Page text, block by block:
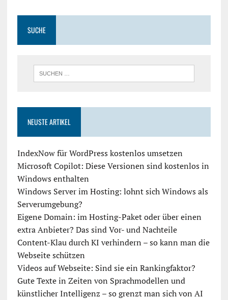
SUCHE
NEUSTE ARTIKEL
IndexNow für WordPress kostenlos umsetzen
Microsoft Copilot: Diese Versionen sind kostenlos in
Windows enthalten
Windows Server im Hosting: lohnt sich Windows als
Serverumgebung?
Eigene Domain: im Hosting-Paket oder über einen
extra Anbieter? Das sind Vor- und Nachteile
Content-Klau durch KI verhindern – so kann man die
Webseite schützen
Videos auf Webseite: Sind sie ein Rankingfaktor?
Gute Texte in Zeiten von Sprachmodellen und
künstlicher Intelligenz – so grenzt man sich von AI